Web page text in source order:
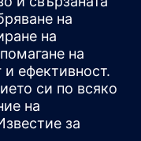
помагаме на